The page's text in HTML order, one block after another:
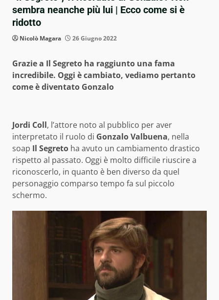
sembra neanche più lui | Ecco come si è
ridotto
Nicolò Magara 26 Giugno 2022
Grazie a Il Segreto ha raggiunto una fama
incredibile. Oggi è cambiato, vediamo pertanto
come è diventato Gonzalo
Jordi Coll, l’attore noto al pubblico per aver
interpretato il ruolo di Gonzalo Valbuena, nella
soap Il Segreto ha avuto un cambiamento drastico
rispetto al passato. Oggi è molto difficile riuscire a
riconoscerlo, in quanto è ben diverso da quel
personaggio comparso tempo fa sul piccolo
schermo.